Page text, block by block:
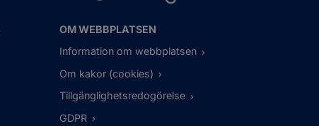
OM WEBBPLATSEN
Information om webbplatsen
Om kakor (cookies)
Tillgänglighetsredogörelse
GDPR